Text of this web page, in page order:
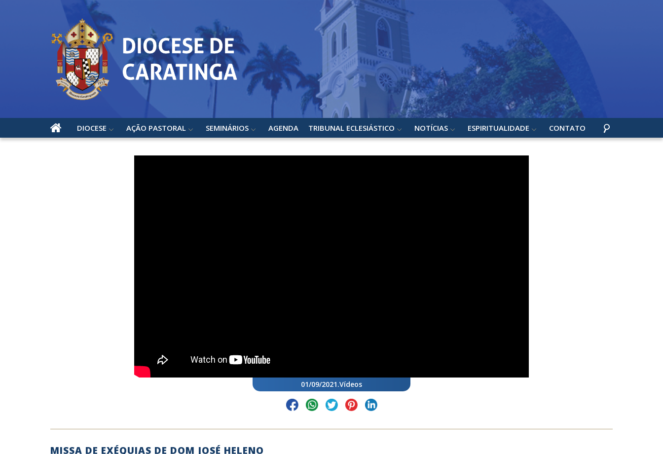
DIOCESE AÇÃO PASTORAL SEMINÁRIOS AGENDA TRIBUNAL ECLESIÁSTICO NOTÍCIAS ESPIRITUALIDADE CONTATO
01/09/2021.Vídeos
MISSA DE EXÉQUIAS DE DOM JOSÉ HELENO